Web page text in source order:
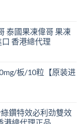
泰國果凍偉哥 果凍
香港總代理
板/10粒【原装进
鑽特效必利劲雙效
港總代理正品